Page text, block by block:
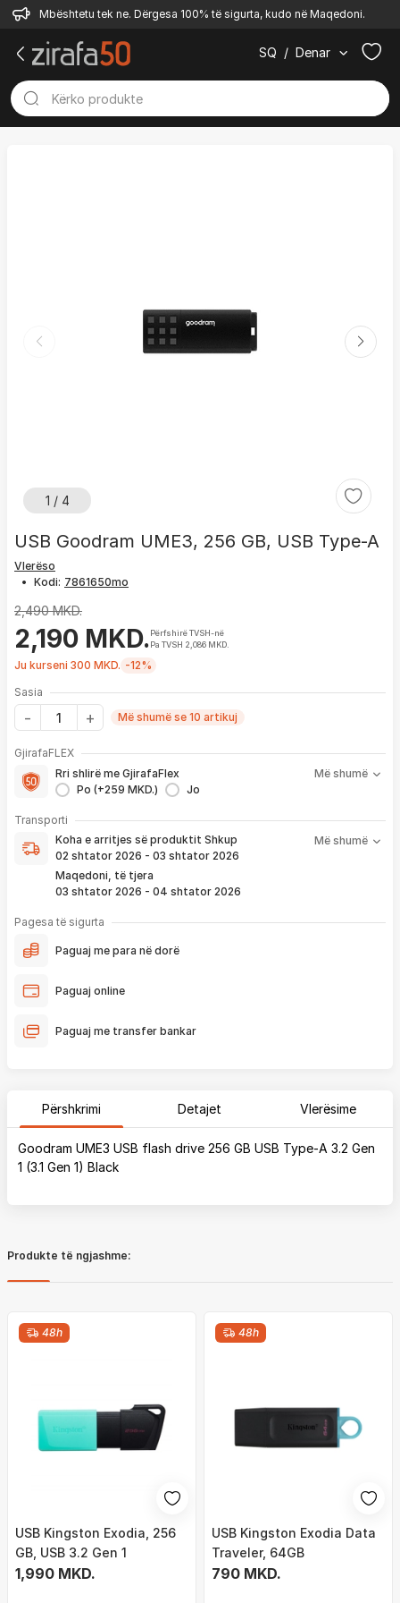
Mbështetu tek ne. Dërgesa 100% të sigurta, kudo në Maqedoni.
SQ / Denar
1 / 4
USB Goodram UME3, 256 GB, USB Type-A
Vlerëso
• Kodi:
2,490 MKD.
2,190 MKD.Përfshirë TVSH-në
Pa TVSH 2,086 MKD.
Ju kurseni 300 MKD. -12%
Sasia
Më shumë se 10 artikuj
GjirafaFLEX
Rri shlirë me GjirafaFlex
Po (+259 MKD.)
Jo
Më shumë
-Prioritet
1 viti nga blerja
- Kontakt brenda24 hpër servisim, zëvendësim apo kthim
pagesë
Transporti
Koha e arritjes së produktit Shkup
02 shtator 2026 - 03 shtator 2026
Maqedoni, të tjera
03 shtator 2026 - 04 shtator 2026
Më shumë
Koha e arritjes së produktit nënkupton periudhën prej kur
bëhet verifikimi i porosisë suaj, dhe njoftimit për verifikim
që ju e pranoni përmes email-it apo SMS-it.
Nëse porosia bëhet tani, produkti arrin sipas afatit kohor të
vendosur më lartë. Ju do të njoftoheni në vazhdimësi
përfshirë momentin kur produkti arrin në depon tonë, dhe
më lartë. Ju lusim të keni parasysh që festat ndërkombëtare ndikojnë që
liferimi të shtyhet për rreth 2 ditë.
Pagesa të sigurta
Paguaj me para në dorë
Paguaj online
Paguaj me transfer bankar
Përshkrimi Detajet Vlerësime
Goodram UME3 USB flash drive 256 GB USB Type-A 3.2 Gen
1 (3.1 Gen 1) Black
Produkte të ngjashme:
48h
USB Kingston Exodia, 256
GB, USB 3.2 Gen 1
1,990 MKD.
48h
USB Kingston Exodia Data
Traveler, 64GB
790 MKD.